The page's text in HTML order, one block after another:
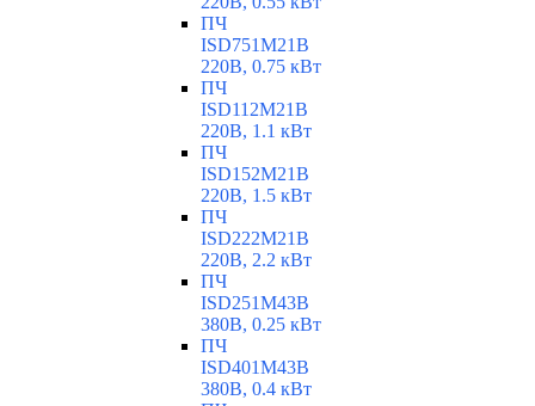
ПЧ
ISD751M21B
220В, 0.75 кВт
ПЧ
ISD112M21B
220В, 1.1 кВт
ПЧ
ISD152M21B
220В, 1.5 кВт
ПЧ
ISD222M21B
220В, 2.2 кВт
ПЧ
ISD251M43B
380В, 0.25 кВт
ПЧ
ISD401M43B
380В, 0.4 кВт